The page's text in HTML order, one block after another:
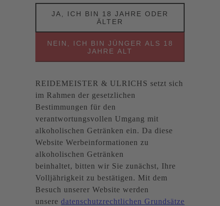
JA, ICH BIN 18 JAHRE ODER
ÄLTER
NEIN, ICH BIN JÜNGER ALS 18
JAHRE ALT
REIDEMEISTER & ULRICHS setzt sich
im Rahmen der gesetzlichen
Bestimmungen für den
verantwortungsvollen Umgang mit
alkoholischen Getränken ein. Da diese
Website Werbeinformationen zu
alkoholischen Getränken
beinhaltet, bitten wir Sie zunächst, Ihre
Volljährigkeit zu bestätigen. Mit dem
Besuch unserer Website werden
unsere datenschutzrechtlichen Grundsätze